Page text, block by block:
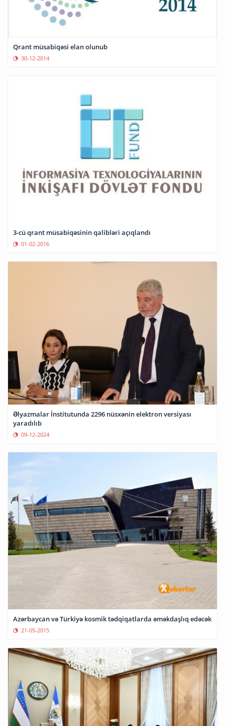
Qrant müsabiqəsi elan olunub
30-12-2014
3-cü qrant müsabiqəsinin qalibləri açıqlandı
01-02-2016
Əlyazmalar İnstitutunda 2296 nüsxənin elektron versiyası
yaradılıb
09-12-2024
Azərbaycan və Türkiyə kosmik tədqiqatlarda əməkdaşlıq edəcək
21-05-2015